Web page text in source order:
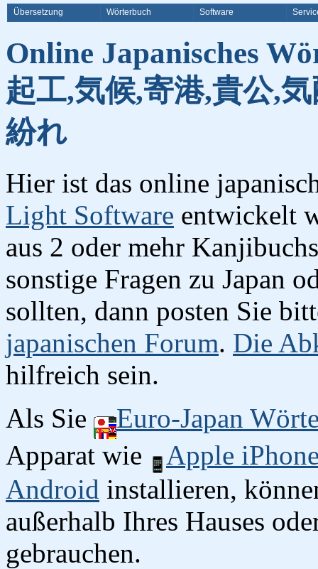
Übersetzung Wörterbuch Software
Online Japanisches
起工,気候,寄港,貴公,
紛れ
Hier ist das online
Light Software entwickelt
aus 2 oder mehr
sonstige Fragen zu Japan
sollten, dann posten Sie
japanischen Forum. Die
hilfreich sein.
Als Sie
Euro-Japan
Apparat wie
Apple
Android installieren,
außerhalb Ihres Hauses
gebrauchen.